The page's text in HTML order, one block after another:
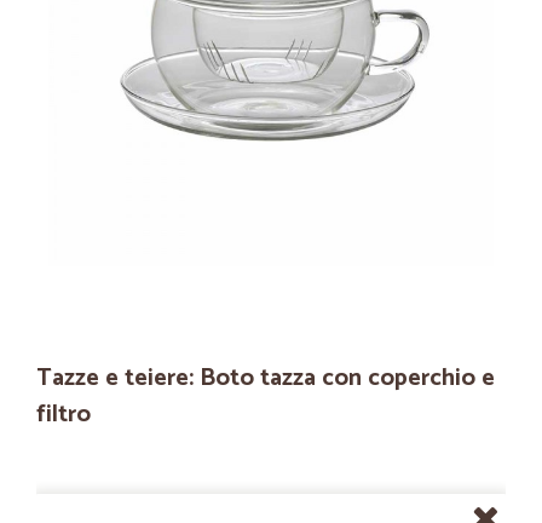
Tazze e teiere: Boto tazza con coperchio e
filtro